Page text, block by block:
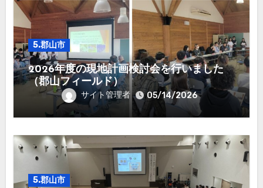
5.郡山市
2026年度の現地計画検討会を行いました
（郡山フィールド）
サイト管理者 05/14/2026
5.郡山市